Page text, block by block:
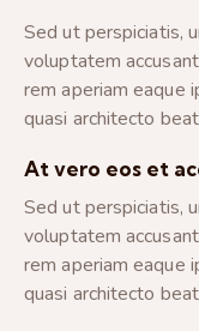
Sed ut perspiciatis,
voluptatem
rem aperiam eaque
quasi architecto
At vero eos et
Sed ut perspiciatis,
voluptatem
rem aperiam eaque
quasi architecto